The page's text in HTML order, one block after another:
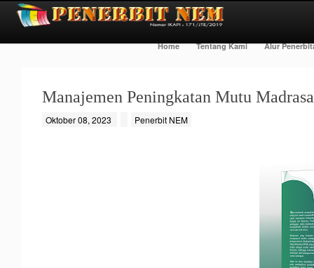
Home Tentang Kami Alur
Manajemen Peningkatan Mutu
Oktober 08, 2023 Penerbit NEM